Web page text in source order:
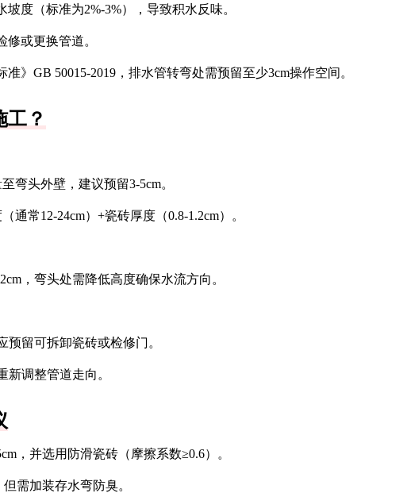
度（标准为2%-3%），导致积水反味。
或更换管道。
》GB 50015-2019，排水管转弯处需预留至少3cm操作空间。
工？
弯头外壁，建议预留3-5cm。
常12-24cm）+瓷砖厚度（0.8-1.2cm）。
，弯头处需降低高度确保水流方向。
留可拆卸瓷砖或检修门。
调整管道走向。
，并选用防滑瓷砖（摩擦系数≥0.6）。
需加装存水弯防臭。